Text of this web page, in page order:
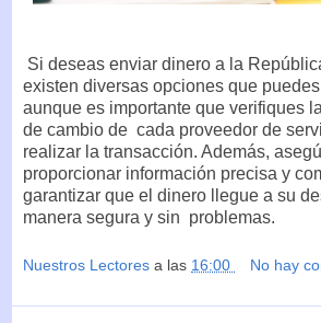
Si deseas enviar dinero a la
existen diversas opciones que
aunque es importante que verifiques
de cambio de cada proveedor de
realizar la transacción. Además,
proporcionar información precisa y
garantizar que el dinero llegue a su
manera segura y sin problemas.
Nuestros Lectores a las 16:00 No hay